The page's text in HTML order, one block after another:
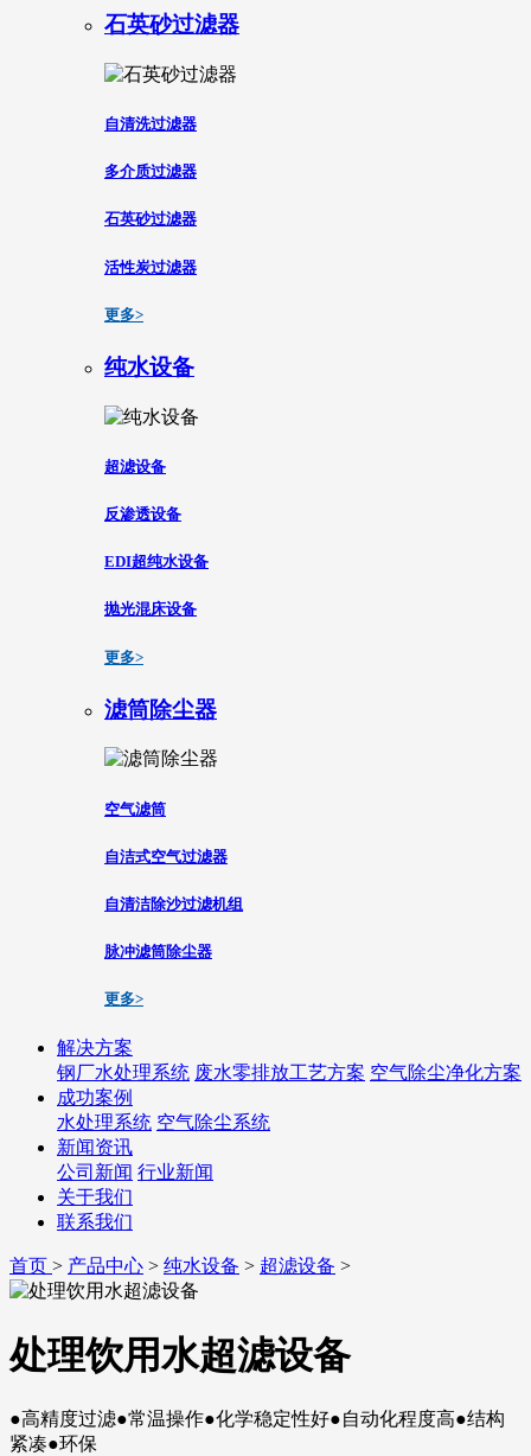
石英砂过滤器
自清洗过滤器
多介质过滤器
石英砂过滤器
活性炭过滤器
更多>
纯水设备
超滤设备
反渗透设备
EDI超纯水设备
抛光混床设备
更多>
滤筒除尘器
空气滤筒
自洁式空气过滤器
自清洁除沙过滤机组
脉冲滤筒除尘器
更多>
解决方案
钢厂水处理系统 废水零排放工艺方案 空气除尘净化方案
成功案例
水处理系统 空气除尘系统
新闻资讯
公司新闻 行业新闻
关于我们
联系我们
首页 > 产品中心 > 纯水设备 > 超滤设备 >
处理饮用水超滤设备
●高精度过滤●常温操作●化学稳定性好●自动化程度高●结构
紧凑●环保